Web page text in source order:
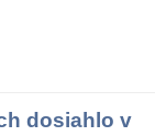
dosiahlo v